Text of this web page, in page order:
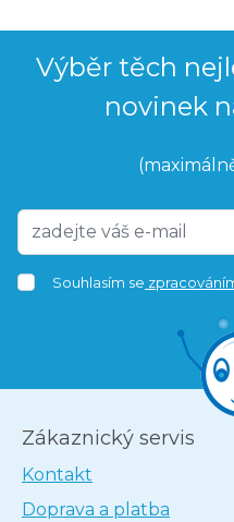
Výběr těch
novinek
Souhlasím se
Zákaznický servis
Kontakt
Doprava a platba